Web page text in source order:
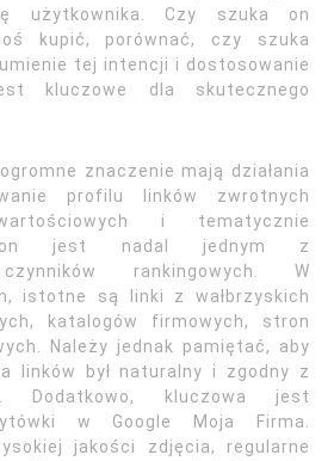
użytkownika. Czy szuka on
kupić, porównać, czy szuka
tej intencji i dostosowanie
kluczowe dla skutecznego
znaczenie mają działania
profilu linków zwrotnych
i tematycznie
jest nadal jednym z
rankingowych. W
istotne są linki z wałbrzyskich
katalogów firmowych, stron
Należy jednak pamiętać, aby
linków był naturalny i zgodny z
Dodatkowo, kluczowa jest
w Google Moja Firma.
jakości zdjęcia, regularne